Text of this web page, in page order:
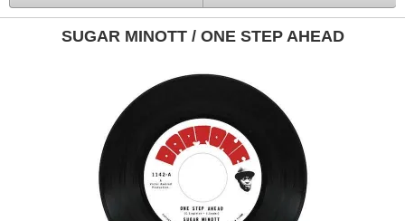
SUGAR MINOTT / ONE STEP AHEAD